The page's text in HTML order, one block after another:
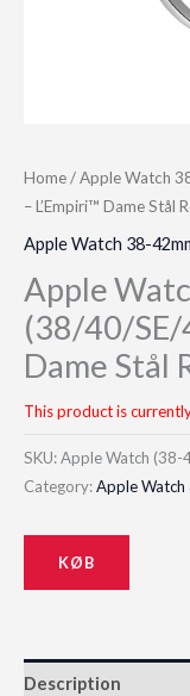
Home/Apple Watch
– L’Empiri™ Dame Stål
Apple Watch 38-
Apple
(38/40/SE/
Dame Stål
This product is
SKU:Apple Watch (38-
Category:Apple
KØB
Description